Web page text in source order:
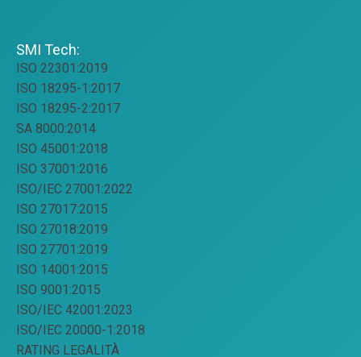
SMI Tech:
ISO 22301:2019
ISO 18295-1:2017
ISO 18295-2:2017
SA 8000:2014
ISO 45001:2018
ISO 37001:2016
ISO/IEC 27001:2022
ISO 27017:2015
ISO 27018:2019
ISO 27701:2019
ISO 14001:2015
ISO 9001:2015
ISO/IEC 42001:2023
ISO/IEC 20000-1:2018
RATING LEGALITÀ